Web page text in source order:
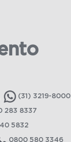
(31) 3219-8000
283 8337
5832
0800 580 3346